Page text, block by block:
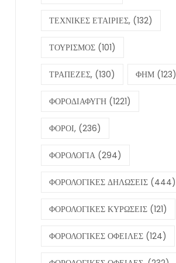
ΤΕΧΝΙΚΕΣ ΕΤΑΙΡΙΕΣ, (132)
ΤΟΥΡΙΣΜΟΣ (101)
ΤΡΑΠΕΖΕΣ, (130) ΦΗΜ (123)
ΦΟΡΟΔΙΑΦΥΓΗ (1221)
ΦΟΡΟΙ, (236)
ΦΟΡΟΛΟΓΙΑ (294)
ΦΟΡΟΛΟΓΙΚΕΣ ΔΗΛΩΣΕΙΣ (444)
ΦΟΡΟΛΟΓΙΚΕΣ ΚΥΡΩΣΕΙΣ (121)
ΦΟΡΟΛΟΓΙΚΕΣ ΟΦΕΙΛΕΣ (124)